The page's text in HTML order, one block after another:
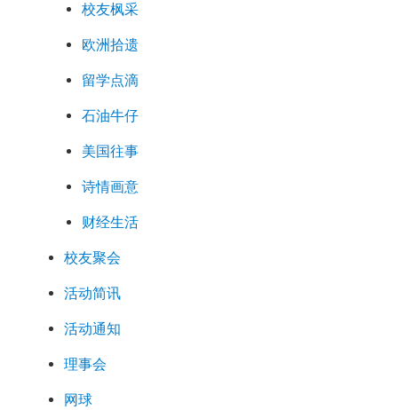
校友枫采
欧洲拾遗
留学点滴
石油牛仔
美国往事
诗情画意
财经生活
校友聚会
活动简讯
活动通知
理事会
网球